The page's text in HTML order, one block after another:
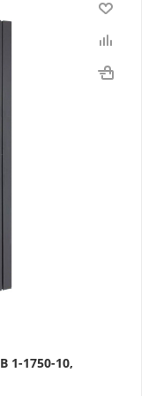
1-1750-10,